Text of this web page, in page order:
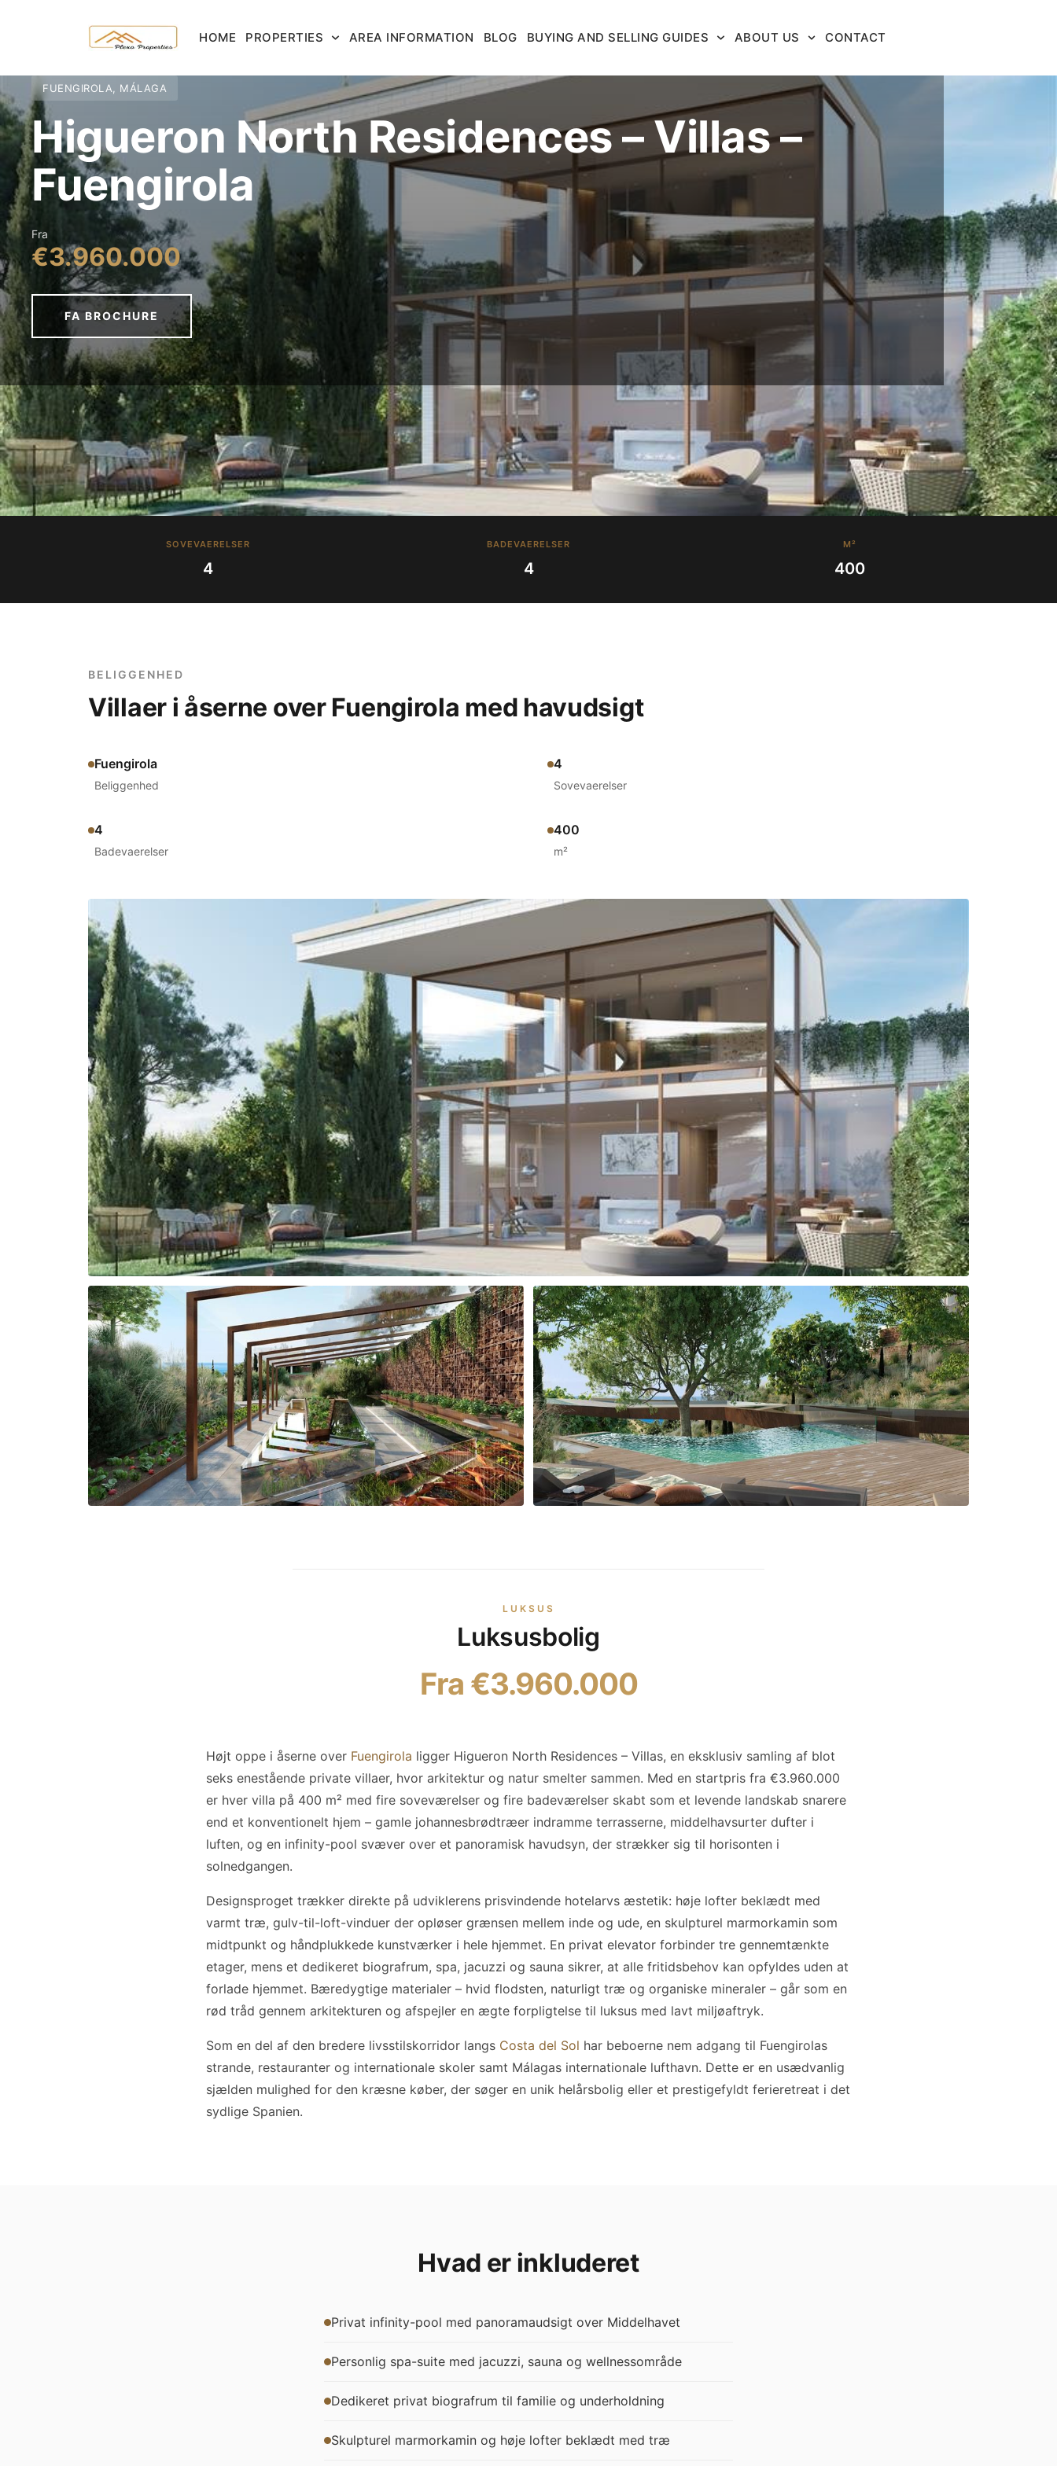
HOME PROPERTIES AREA INFORMATION BLOG BUYING AND SELLING GUIDES ABOUT US CONTACT
FUENGIROLA, MÁLAGA
Higueron North Residences – Villas –
Fuengirola
Fra
€3.960.000
FA BROCHURE
SOVEVAERELSER
4
BADEVAERELSER
4
M²
400
BELIGGENHED
Villaer i åserne over Fuengirola med havudsigt
Fuengirola
Beliggenhed
4
Sovevaerelser
4
Badevaerelser
400
m²
LUKSUS
Luksusbolig
Fra €3.960.000
Højt oppe i åserne over Fuengirola ligger Higueron North Residences – Villas, en eksklusiv samling af blot
seks enestående private villaer, hvor arkitektur og natur smelter sammen. Med en startpris fra €3.960.000
er hver villa på 400 m² med fire soveværelser og fire badeværelser skabt som et levende landskab snarere
end et konventionelt hjem – gamle johannesbrødtræer indramme terrasserne, middelhavsurter dufter i
luften, og en infinity-pool svæver over et panoramisk havudsyn, der strækker sig til horisonten i
solnedgangen.
Designsproget trækker direkte på udviklerens prisvindende hotelarvs æstetik: høje lofter beklædt med
varmt træ, gulv-til-loft-vinduer der opløser grænsen mellem inde og ude, en skulpturel marmorkamin som
midtpunkt og håndplukkede kunstværker i hele hjemmet. En privat elevator forbinder tre gennemtænkte
etager, mens et dedikeret biografrum, spa, jacuzzi og sauna sikrer, at alle fritidsbehov kan opfyldes uden at
forlade hjemmet. Bæredygtige materialer – hvid flodsten, naturligt træ og organiske mineraler – går som en
rød tråd gennem arkitekturen og afspejler en ægte forpligtelse til luksus med lavt miljøaftryk.
Som en del af den bredere livsstilskorridor langs Costa del Sol har beboerne nem adgang til Fuengirolas
strande, restauranter og internationale skoler samt Málagas internationale lufthavn. Dette er en usædvanlig
sjælden mulighed for den kræsne køber, der søger en unik helårsbolig eller et prestigefyldt ferieretreat i det
sydlige Spanien.
Hvad er inkluderet
Privat infinity-pool med panoramaudsigt over Middelhavet
Personlig spa-suite med jacuzzi, sauna og wellnessområde
Dedikeret privat biografrum til familie og underholdning
Skulpturel marmorkamin og høje lofter beklædt med træ